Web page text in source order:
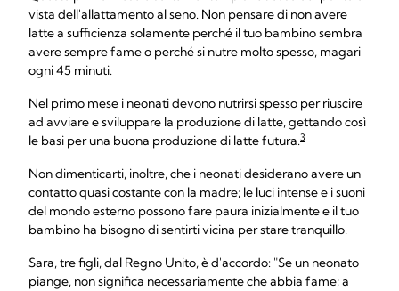
vista dell'allattamento al seno. Non pensare di non avere
latte a sufficienza solamente perché il tuo bambino sembra
avere sempre fame o perché si nutre molto spesso, magari
ogni 45 minuti.
Nel primo mese i neonati devono nutrirsi spesso per riuscire
ad avviare e sviluppare la produzione di latte, gettando così
le basi per una buona produzione di latte futura.3
Non dimenticarti, inoltre, che i neonati desiderano avere un
contatto quasi costante con la madre; le luci intense e i suoni
del mondo esterno possono fare paura inizialmente e il tuo
bambino ha bisogno di sentirti vicina per stare tranquillo.
Sara, tre figli, dal Regno Unito, è d'accordo: "Se un neonato
piange, non significa necessariamente che abbia fame; a